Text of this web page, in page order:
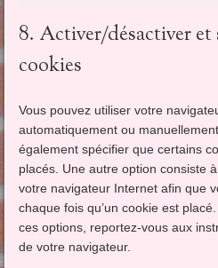
8. Activer/désactiver et
cookies
Vous pouvez utiliser votre
automatiquement ou
également spécifier que certains
placés. Une autre option consiste
votre navigateur Internet afin que
chaque fois qu’un cookie est
ces options, reportez-vous aux
de votre navigateur.